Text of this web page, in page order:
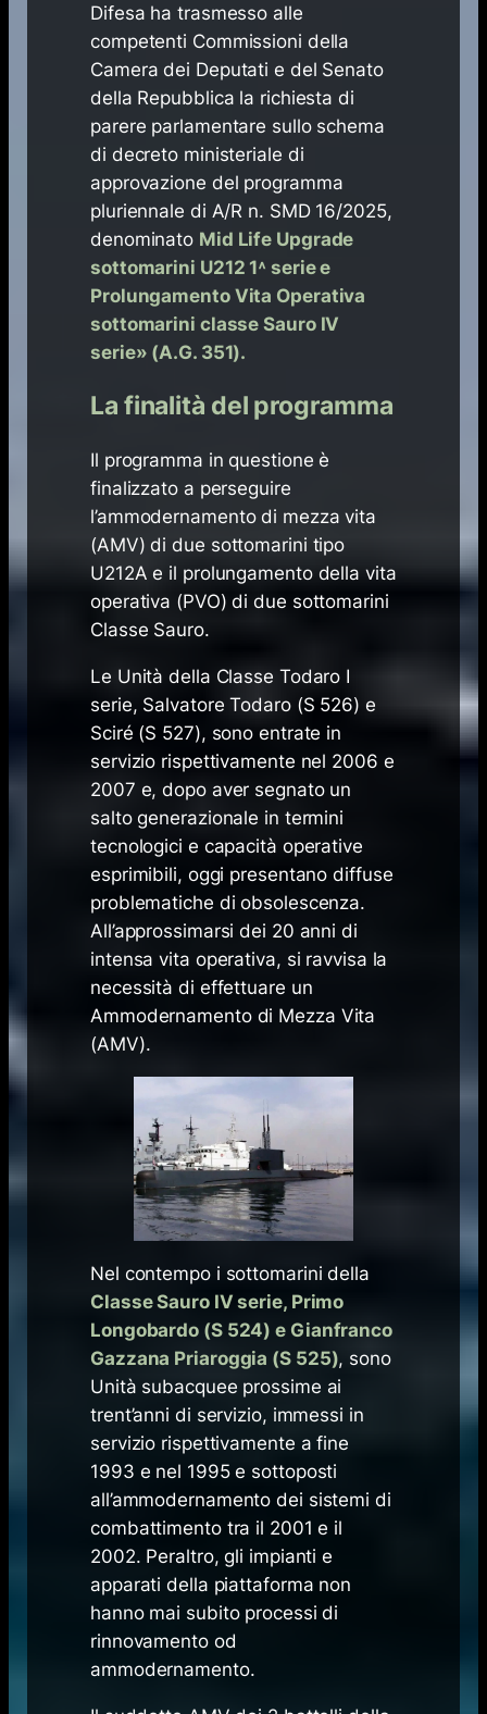
Difesa ha trasmesso alle
competenti Commissioni della
Camera dei Deputati e del Senato
della Repubblica la richiesta di
parere parlamentare sullo schema
di decreto ministeriale di
approvazione del programma
pluriennale di A/R n. SMD 16/2025,
denominato Mid Life Upgrade
sottomarini U212 1˄ serie e
Prolungamento Vita Operativa
sottomarini classe Sauro IV
serie» (A.G. 351).
La finalità del programma
Il programma in questione è
finalizzato a perseguire
l’ammodernamento di mezza vita
(AMV) di due sottomarini tipo
U212A e il prolungamento della vita
operativa (PVO) di due sottomarini
Classe Sauro.
Le Unità della Classe Todaro I
serie, Salvatore Todaro (S 526) e
Sciré (S 527), sono entrate in
servizio rispettivamente nel 2006 e
2007 e, dopo aver segnato un
salto generazionale in termini
tecnologici e capacità operative
esprimibili, oggi presentano diffuse
problematiche di obsolescenza.
All’approssimarsi dei 20 anni di
intensa vita operativa, si ravvisa la
necessità di effettuare un
Ammodernamento di Mezza Vita
(AMV).
Nel contempo i sottomarini della
Classe Sauro IV serie, Primo
Longobardo (S 524) e Gianfranco
Gazzana Priaroggia (S 525), sono
Unità subacquee prossime ai
trent’anni di servizio, immessi in
servizio rispettivamente a fine
1993 e nel 1995 e sottoposti
all’ammodernamento dei sistemi di
combattimento tra il 2001 e il
2002. Peraltro, gli impianti e
apparati della piattaforma non
hanno mai subito processi di
rinnovamento od
ammodernamento.